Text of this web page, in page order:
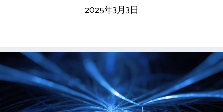
2025年3月3日